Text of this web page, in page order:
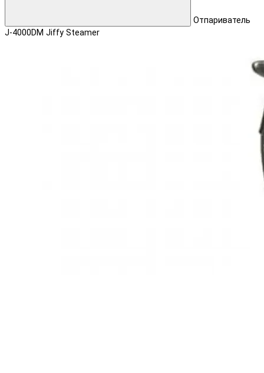
Отпариватель
J-4000DM Jiffy Steamer